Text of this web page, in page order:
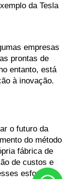
da Tesla
empresas
prontas de
entanto, está
à inovação.
o futuro da
do método
fábrica de
de custos e
esforços.